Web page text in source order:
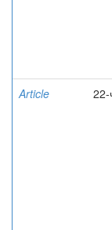
Article 22-